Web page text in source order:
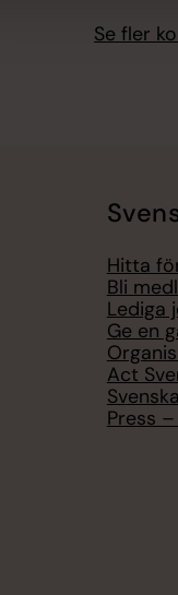
Se fler
Hitta
Bli
Lediga
Ge en
Act
Press